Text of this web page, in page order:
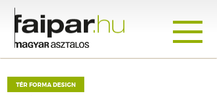
TÉR FORMA DESIGN